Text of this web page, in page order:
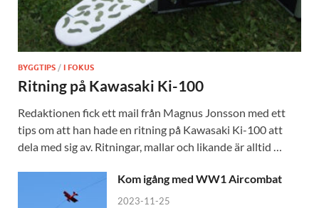
BYGGTIPS / I FOKUS
Ritning på Kawasaki Ki-100
Redaktionen fick ett mail från Magnus Jonsson med ett
tips om att han hade en ritning på Kawasaki Ki-100 att
dela med sig av. Ritningar, mallar och likande är alltid …
Kom igång med WW1 Aircombat
2023-11-25